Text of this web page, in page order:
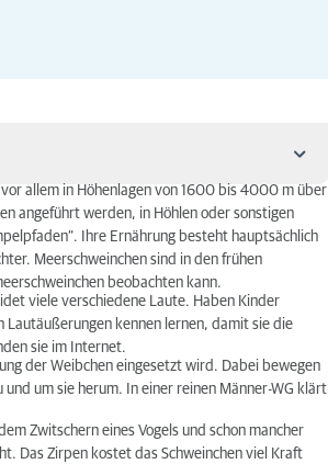
allem in Höhenlagen von 1600 bis 4000 m über
angeführt werden, in Höhlen oder sonstigen
Ihre Ernährung besteht hauptsächlich
Meerschweinchen sind in den frühen
beobachten kann.
viele verschiedene Laute. Haben Kinder
Lautäußerungen kennen lernen, damit sie die
sie im Internet.
der Weibchen eingesetzt wird. Dabei bewegen
um sie herum. In einer reinen Männer-WG klärt
Zwitschern eines Vogels und schon mancher
Das Zirpen kostet das Schweinchen viel Kraft